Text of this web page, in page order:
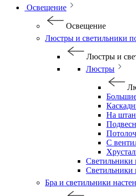
Освещение
Освещение
Люстры и светильники
Люстры и
Люстры
На
С
Светильники
Светильники
Бра и светильники